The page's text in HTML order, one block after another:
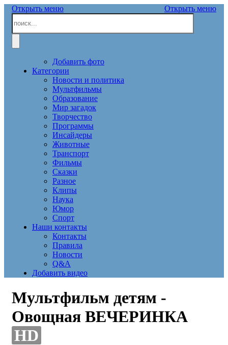
Открыть меню Открыть меню
Добавить фото
Категории
Новости и политика
Мультфильмы
Образование
Мир загадок
Творчество
Программы
Инсайдеры
Животные
Транспорт
Фильмы
Сказки
Разное
Клипы
Наука
Юмор
Спорт
Наши контакты
Контакты
Правила
Новости
Q&A
Добавить видео
Мультфильм детям -
Овощная ВЕЧЕРИНКА
HD